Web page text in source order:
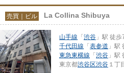
売買｜ビル La Collina Shibuya
山手線 「 渋谷 」駅 徒歩
千代田線 「 表参道 」駅
東急東横線 「 渋谷 」駅
東京都渋谷区渋谷 １丁